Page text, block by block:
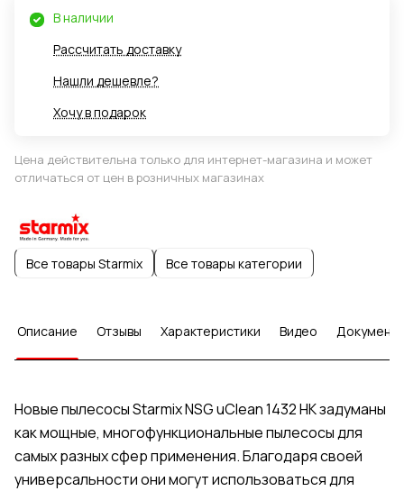
В наличии
Рассчитать доставку
Нашли дешевле?
Хочу в подарок
Цена действительна только для интернет-магазина и может
отличаться от цен в розничных магазинах
Все товары Starmix Все товары категории
Описание Отзывы Характеристики Видео
Новые пылесосы Starmix NSG uClean 1432 HK задуманы
как мощные, многофункциональные пылесосы для
самых разных сфер применения. Благодаря своей
универсальности они могут использоваться для